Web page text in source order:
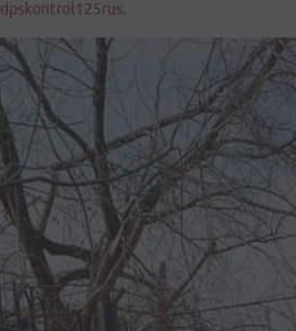
dpskontrol125rus.